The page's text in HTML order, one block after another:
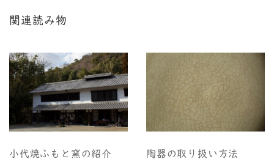
関連読み物
小代焼ふもと窯の紹介 陶器の取り扱い方法